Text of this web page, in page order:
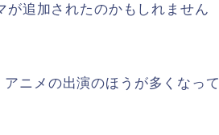
追加されたのかもしれません
ニメの出演のほうが多くなって